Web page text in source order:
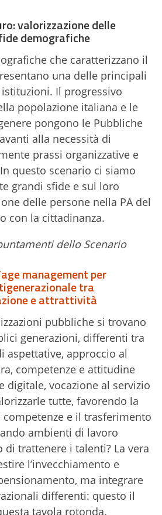
valorizzazione delle
demografiche
che caratterizzano il
una delle principali
Il progressivo
popolazione italiana e le
pongono le Pubbliche
alla necessità di
prassi organizzative e
questo scenario ci siamo
grandi sfide e sul loro
delle persone nella PA del
con la cittadinanza.
dello Scenario
management per
tra
e attrattività
pubbliche si trovano
generazioni, differenti tra
aspettative, approccio al
competenze e attitudine
digitale, vocazione al servizio
tutte, favorendo la
e il trasferimento
ambienti di lavoro
trattenere i talenti? La vera
l’invecchiamento e
ma integrare
differenti: questo il
tavola rotonda.